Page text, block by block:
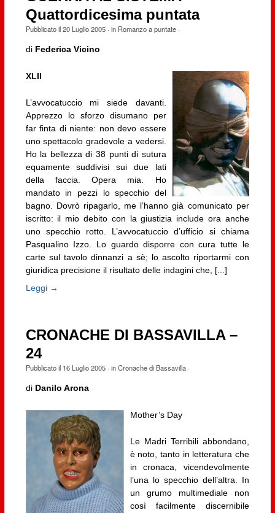
Quattordicesima puntata
Pubblicato il20 Luglio 2005· in Romanzo a puntate·
di Federica Vicino
XLII
L’avvocatuccio mi siede davanti.
Apprezzo lo sforzo disumano per
far finta di niente: non devo essere
uno spettacolo gradevole a vedersi.
Ho la bellezza di 38 punti di sutura
equamente suddivisi sui due lati
della faccia. Opera mia. Ho
mandato in pezzi lo specchio del
bagno. Dovrò ripagarlo, me l’hanno già comunicato per
iscritto: il mio debito con la giustizia include ora anche
uno specchio rotto. L’avvocatuccio d’ufficio si chiama
Pasqualino Izzo. Lo guardo disporre con cura tutte le
carte sul tavolo dinnanzi a sè; lo ascolto riportarmi con
giuridica precisione il risultato delle indagini che, [...]
Leggi →
CRONACHE DI BASSAVILLA –
24
Pubblicato il 16 Luglio 2005· inCronache di Bassavilla·
di Danilo Arona
Mother’s Day
Le Madri Terribili abbondano,
è noto, tanto in letteratura che
in cronaca, vicendevolmente
l’una lo specchio dell’altra. In
un grumo multimediale non
così facilmente discernibile